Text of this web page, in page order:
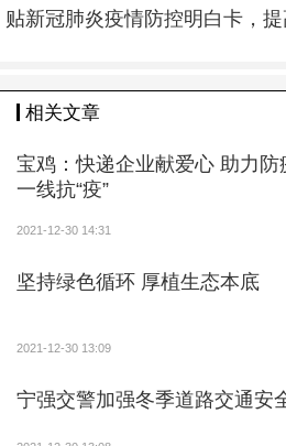
贴新冠肺炎疫情防控明白卡，提
相关文章
宝鸡：快递企业献爱心 助力防
一线抗“疫”
2021-12-30 14:31
坚持绿色循环 厚植生态本底
2021-12-30 13:09
宁强交警加强冬季道路交通安